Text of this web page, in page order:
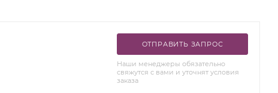
ОТПРАВИТЬ ЗАПРОС
Наши менеджеры обязательно
свяжутся с вами и уточнят условия
заказа